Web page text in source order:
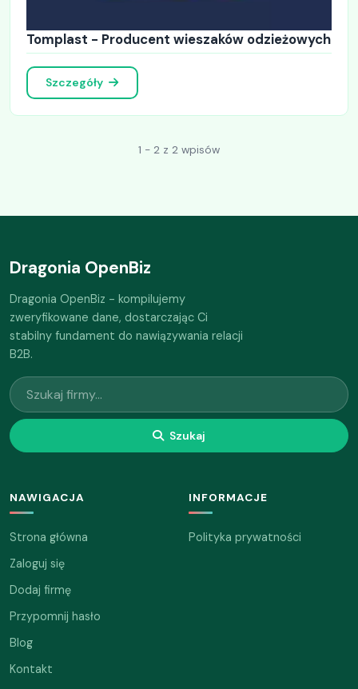
Tomplast - Producent wieszaków odzieżowych
Szczegóły
1 - 2 z 2 wpisów
Dragonia OpenBiz
Dragonia OpenBiz - kompilujemy
zweryfikowane dane, dostarczając Ci
stabilny fundament do nawiązywania relacji
B2B.
Szukaj
NAWIGACJA
Strona główna
Zaloguj się
Dodaj firmę
Przypomnij hasło
Blog
Kontakt
INFORMACJE
Polityka prywatności